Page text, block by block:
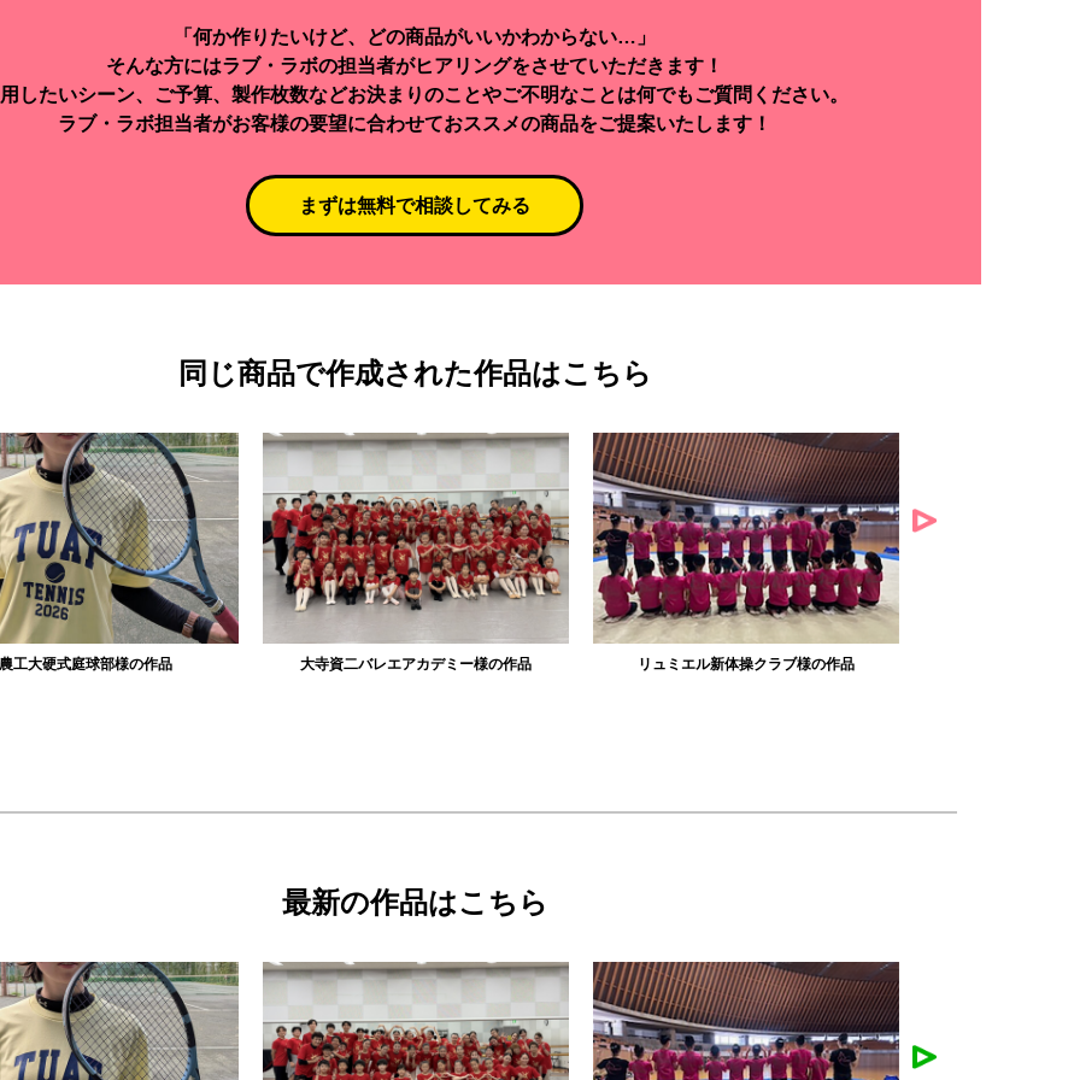
「何か作りたいけど、どの商品がいいかわからない…」
そんな方にはラブ・ラボの担当者がヒアリングをさせていただきます！
したいシーン、ご予算、製作枚数などお決まりのことやご不明なことは何でもご質問ください。
ラブ・ラボ担当者がお客様の要望に合わせておススメの商品をご提案いたします！
まずは無料で相談してみる
同じ商品で作成された作品はこちら
大寺資二バレエアカデミー様の作品 リュミエル新体操クラブ様の作品 みかえり美人様の作品
最新の作品はこちら